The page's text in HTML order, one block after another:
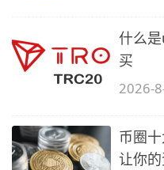
什么
买
2026-
币圈
让你